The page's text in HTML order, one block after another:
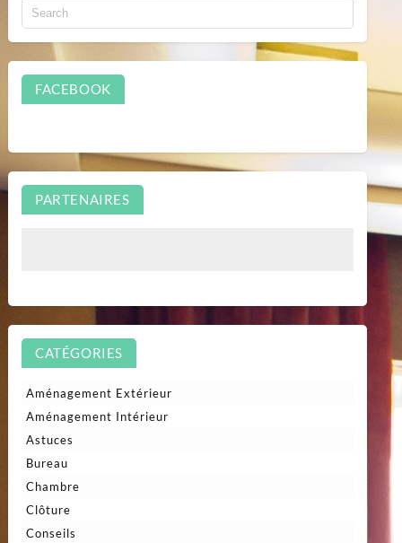
FACEBOOK
PARTENAIRES
CATÉGORIES
Aménagement Extérieur
Aménagement Intérieur
Astuces
Bureau
Chambre
Clôture
Conseils